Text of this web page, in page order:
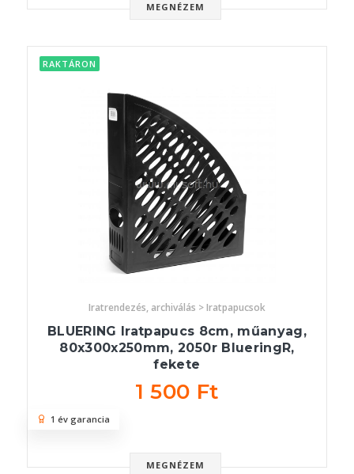
MEGNÉZEM
RAKTÁRON
Iratrendezés, archiválás > Iratpapucsok
BLUERING Iratpapucs 8cm, műanyag,
80x300x250mm, 2050r BlueringR,
fekete
1 500 Ft
MEGNÉZEM
1 év garancia